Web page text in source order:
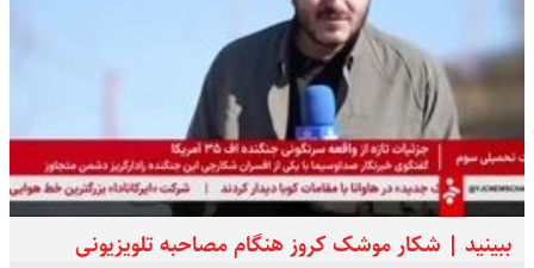
ببینید | شکار موشک کروز هنگام مصاحبه تلویزیونی